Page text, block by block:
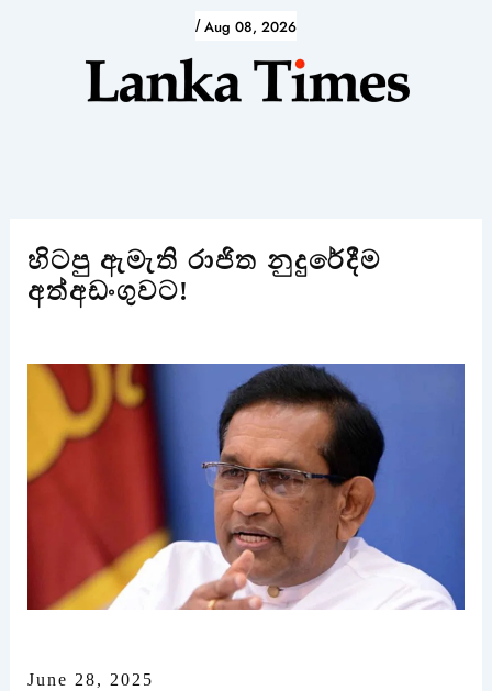
/ Aug 08, 2026
හිටපු ඇමැති රාජිත නුදුරේදීම
අත්අඩංගුවට!
June 28, 2025